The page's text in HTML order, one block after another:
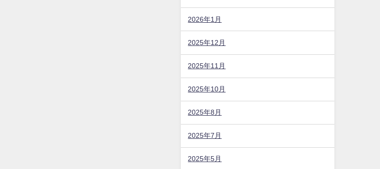
2026年1月
2025年12月
2025年11月
2025年10月
2025年8月
2025年7月
2025年5月